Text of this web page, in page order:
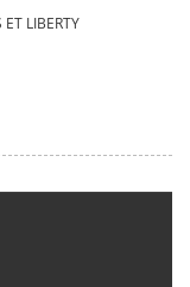
ET LIBERTY